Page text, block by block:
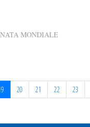
MONDIALE
20 21 22 23